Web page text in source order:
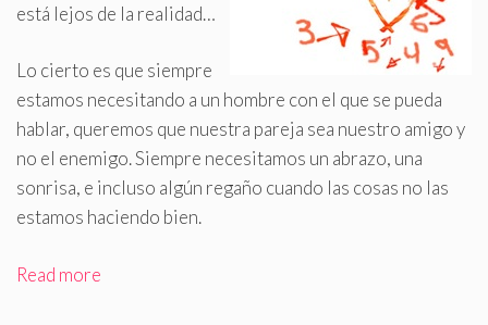
está lejos de la realidad…
Lo cierto es que siempre
estamos necesitando a un hombre con el que se pueda
hablar, queremos que nuestra pareja sea nuestro amigo y
no el enemigo.Siempre necesitamos un abrazo, una
sonrisa, e incluso algún regaño cuando las cosas no las
estamos haciendo bien.
Read more